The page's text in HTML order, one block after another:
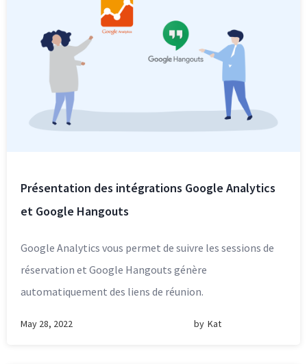
Présentation des intégrations Google Analytics
et Google Hangouts
Google Analytics vous permet de suivre les sessions de
réservation et Google Hangouts génère
automatiquement des liens de réunion.
May 28, 2022 by Kat